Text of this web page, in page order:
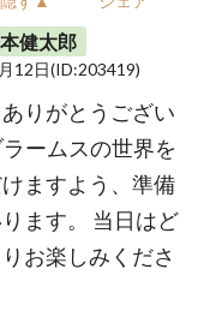
健太郎
12日(ID:203419)
ありがとうござい
ラームスの世界を
ますよう、準備
ます。 当日はど
お楽しみくださ